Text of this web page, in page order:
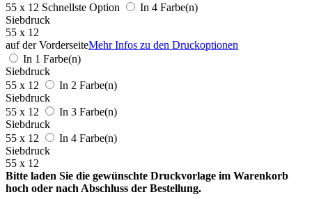
55 x 12 Schnellste Option
In 4 Farbe(n)
Siebdruck
55 x 12
auf der VorderseiteMehr Infos zu den Druckoptionen
In 1 Farbe(n)
Siebdruck
55 x 12
In 2 Farbe(n)
Siebdruck
55 x 12
In 3 Farbe(n)
Siebdruck
55 x 12
In 4 Farbe(n)
Siebdruck
55 x 12
Bitte laden Sie die gewünschte Druckvorlage im Warenkorb
hoch oder nach Abschluss der Bestellung.